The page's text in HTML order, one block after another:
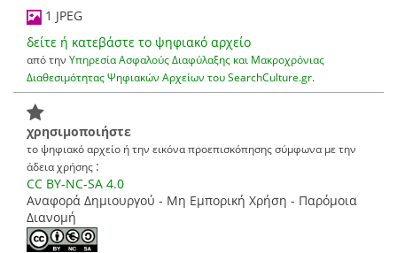
1 JPEG
δείτε ή κατεβάστε το ψηφιακό αρχείο
από την Υπηρεσία Ασφαλούς Διαφύλαξης και Μακροχρόνιας
Διαθεσιμότητας Ψηφιακών Αρχείων του SearchCulture.gr.
χρησιμοποιήστε
το ψηφιακό αρχείο ή την εικόνα προεπισκόπησης σύμφωνα με την
άδεια χρήσης :
CC BY-NC-SA 4.0
Αναφορά Δημιουργού - Μη Εμπορική Χρήση - Παρόμοια
Διανομή